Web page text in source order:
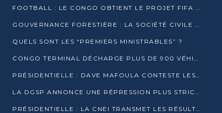
FOOTBALL : LE CONGO OBTIENT LE PROJET FIFA ARENA POUR SES 15 DÉPARTEMENTS
GOUVERNANCE FORESTIÈRE : LA SOCIÉTÉ CIVILE CONGOLAISE AFFICHE SES PRIORITÉS POUR 2026
QUELS SONT LES “PREMIERS MINISTRABLES” ?
CONGO TERMINAL DÉCHARGE PLUS DE 900 VÉHICULES EN QUELQUES HEURES
PRÉSIDENTIELLE : DAVE MAFOULA CONTESTE LES RÉSULTATS PROVISOIRES
LA DGSP ANNONCE UNE RÉPRESSION PLUS STRICTE CONTRE LES MOTO-TAXIS
PRÉSIDENTIELLE : LA CNEI TRANSMET LES RÉSULTATS PROVISOIRES À LA COUR CONSTITUTIONNELLE